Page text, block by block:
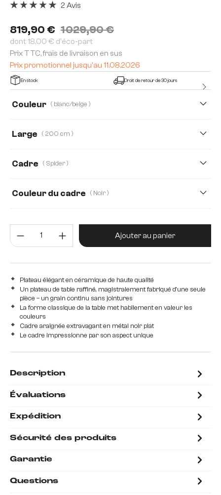
819,90 € 1 029,90 €
dont 18,00 € d'éco-part
Prix TTC, frais de livraison en sus
Prix promotionnel jusqu'au 11.08.2026
2 Avis
En stock Droit de retour de 30 jours
Couleur ( blanc/beige )
Large ( 200 cm )
Cadre ( Spider )
Couleur du cadre ( Noir )
Quantité de produit : Entrez la
Ajouter au panier
Plateau élégant en céramique de haute qualité
Un plateau de table raffiné, magistralement fabriqué d'une seule
pièce – un grain continu sans jointures
La forme classique de la table met habilement en valeur les
couleurs
Cadre araignée extravagant en métal noir plat
Le cadre impressionne par son aspect unique
Description
Évaluations
Expédition
Sécurité des produits
Garantie
Questions